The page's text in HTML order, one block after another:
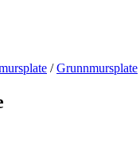
/ Grunnmursplate